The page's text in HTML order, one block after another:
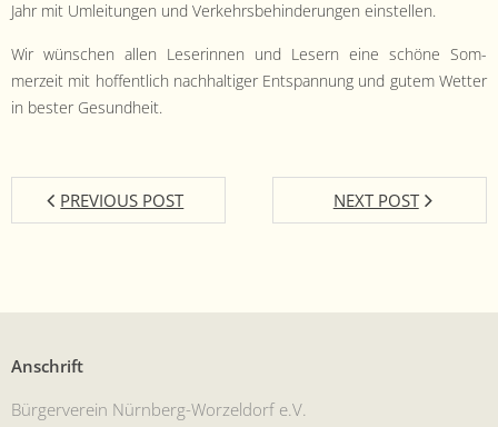
Jahr mit Umleitun­gen und Verkehrs­be­hin­derun­gen einstellen.
Wir wün­schen allen Leserin­nen und Lesern eine schöne Som­
merzeit mit hof­fentlich nach­haltiger Entspan­nung und gutem Wet­ter
in bester Gesundheit.
PREVIOUS POST NEXT POST
Anschrift
Bürg­ervere­in Nürn­berg-Worzel­dorf e.V.